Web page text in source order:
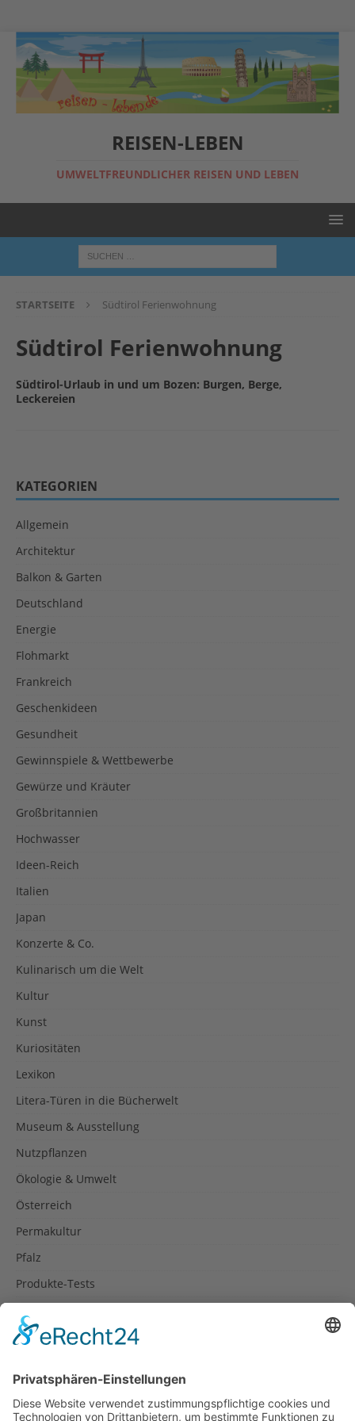
REISEN-LEBEN
UMWELTFREUNDLICHER REISEN UND LEBEN
STARTSEITE Südtirol Ferienwohnung
Südtirol Ferienwohnung
Südtirol-Urlaub in und um Bozen: Burgen, Berge,
Leckereien
KATEGORIEN
Allgemein
Architektur
Balkon & Garten
Deutschland
Energie
Flohmarkt
Frankreich
Geschenkideen
Gesundheit
Gewinnspiele & Wettbewerbe
Gewürze und Kräuter
Großbritannien
Hochwasser
Ideen-Reich
Italien
Japan
Konzerte & Co.
Kulinarisch um die Welt
Kultur
Kunst
Kuriositäten
Lexikon
Litera-Türen in die Bücherwelt
Museum & Ausstellung
Nutzpflanzen
Ökologie & Umwelt
Österreich
Permakultur
Pfalz
Produkte-Tests
Rezepte
Spanien
Südtirol